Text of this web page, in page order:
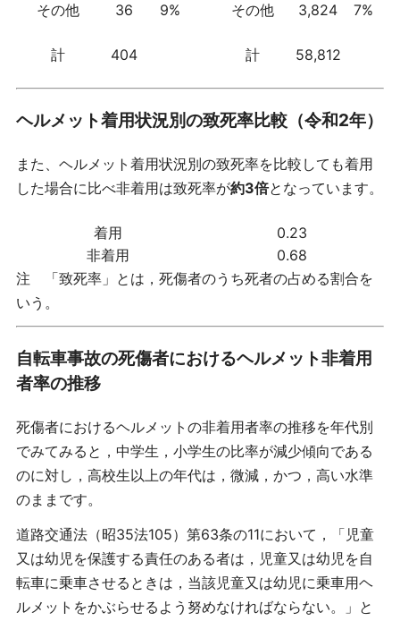
その他 36 9% その他 3,824 7%
計 404 計 58,812
ヘルメット着用状況別の致死率比較（令和2年）
また、ヘルメット着用状況別の致死率を比較しても着用
した場合に比べ非着用は致死率が約3倍となっています。
着用
0.23
非着用
0.68
注 「致死率」とは，死傷者のうち死者の占める割合を
いう。
自転車事故の死傷者におけるヘルメット非着用
者率の推移
死傷者におけるヘルメットの非着用者率の推移を年代別
でみてみると，中学生，小学生の比率が減少傾向である
のに対し，高校生以上の年代は，微減，かつ，高い水準
のままです。
道路交通法（昭35法105）第63条の11において，「児童
又は幼児を保護する責任のある者は，児童又は幼児を自
転車に乗車させるときは，当該児童又は幼児に乗車用ヘ
ルメットをかぶらせるよう努めなければならない。」と